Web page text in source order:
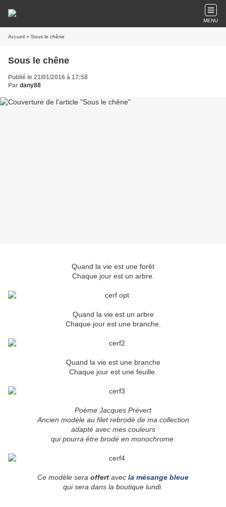
MENU
Accueil » Sous le chêne
Sous le chêne
Publié le 21/01/2016 à 17:58
Par dany88
Quand la vie est une forêt
Chaque jour est un arbre.
Quand la vie est un arbre
Chaque jour est une branche.
Quand la vie est une branche
Chaque jour est une feuille.
Poème Jacques Prévert
Ancien modèle au filet rebrodé de ma collection
adapté avec mes couleurs
qui pourra être brodé en monochrome.
Ce modèle sera offert avec la mésange bleue
qui sera dans la boutique lundi.